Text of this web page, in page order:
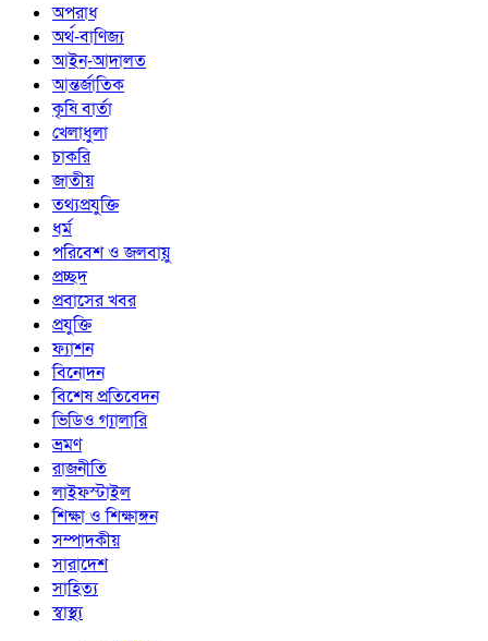
অপরাধ
অর্থ-বাণিজ্য
আইন-আদালত
আন্তর্জাতিক
কৃষি বার্তা
খেলাধুলা
চাকরি
জাতীয়
তথ্যপ্রযুক্তি
ধর্ম
পরিবেশ ও জলবায়ু
প্রচ্ছদ
প্রবাসের খবর
প্রযুক্তি
ফ্যাশন
বিনোদন
বিশেষ প্রতিবেদন
ভিডিও গ্যালারি
ভ্রমণ
রাজনীতি
লাইফস্টাইল
শিক্ষা ও শিক্ষাঙ্গন
সম্পাদকীয়
সারাদেশ
সাহিত্য
স্বাস্থ্য